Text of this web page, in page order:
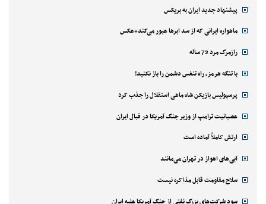
پیشنهاد جدید ایران به بریکس
ماهواره ایرانی که از سد ابرها عبور می‌کند+عکس
رازمرگ مرد 72 ساله
با تنگه هرمز، راه تنفس دشمن را باز نکنید!
پرسپولیس بازیکن شاه ماهی استقلال را جذب کرد
عصبانیت ترامپ از وزیر جنگ آمریکا در قبال ایران
ارتش کاملاً آماده است
آبی‌های اهواز در تهران می‌مانند
سلاح مقاومت قابل مذاکره نیست
سود شرکت‌های بزرگ نفتی از جنگ آمریکا علیه ایران